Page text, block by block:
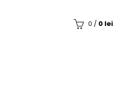
0 / 0 lei